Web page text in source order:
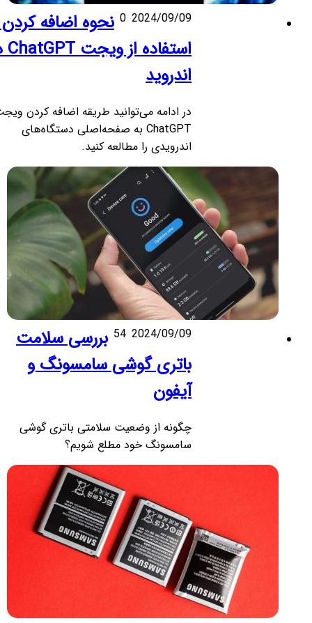
2024/09/09
0 نحوه اضافه کردن و
استفاده از ویجت ChatGPT در
اندروید
در ادامه می‌توانید طریقه اضافه کردن ویجت
ChatGPT به صفحه‌اصلی دستگاه‌های
اندرویدی را مطالعه کنید.
2024/09/09
54 بررسی سلامت
باتری گوشی سامسونگ و
آیفون
چگونه از وضعیت سلامتی باتری گوشی
سامسونگ خود مطلع شویم؟